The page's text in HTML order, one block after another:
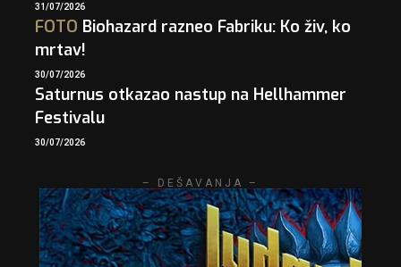
31/07/2026
FOTO Biohazard razneo Fabriku: Ko živ, ko
mrtav!
30/07/2026
Saturnus otkazao nastup na Hellhammer
Festivalu
30/07/2026
– DEŠAVANJA –